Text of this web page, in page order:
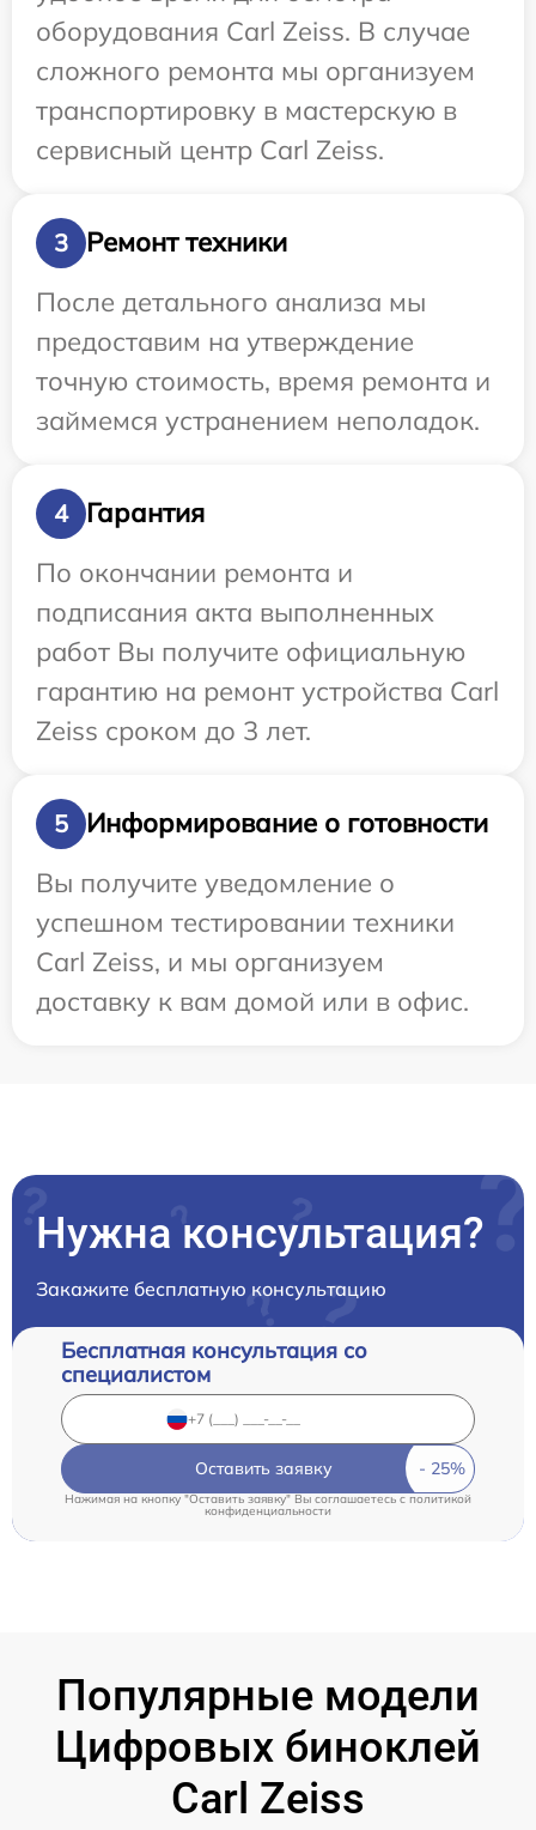
оборудования Carl Zeiss. В случае
сложного ремонта мы организуем
транспортировку в мастерскую в
сервисный центр Carl Zeiss.
3
Ремонт техники
После детального анализа мы
предоставим на утверждение
точную стоимость, время ремонта и
займемся устранением неполадок.
4
Гарантия
По окончании ремонта и
подписания акта выполненных
работ Вы получите официальную
гарантию на ремонт устройства Carl
Zeiss сроком до 3 лет.
5
Информирование о готовности
Вы получите уведомление о
успешном тестировании техники
Carl Zeiss, и мы организуем
доставку к вам домой или в офис.
Нужна консультация?
Закажите бесплатную консультацию
Бесплатная консультация со
специалистом
Оставить заявку
Нажимая на кнопку "Оставить заявку" Вы соглашаетесь cполитикой
конфиденциальности
Популярные модели
Цифровых биноклей
Carl Zeiss